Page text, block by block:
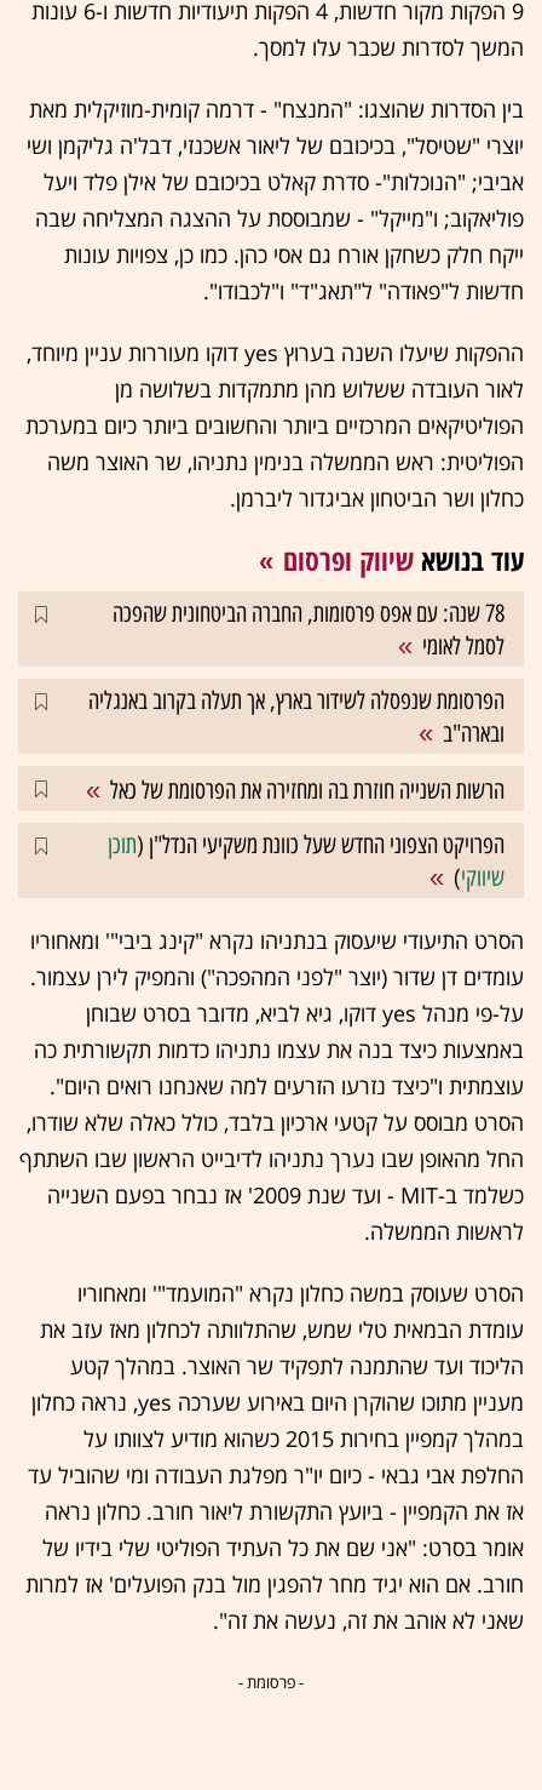
9 הפקות מקור חדשות, 4 הפקות תיעודיות חדשות ו-6 עונות
המשך לסדרות שכבר עלו למסך.
בין הסדרות שהוצגו: "המנצח" - דרמה קומית-מוזיקלית מאת
יוצרי "שטיסל", בכיכובם של ליאור אשכנזי, דבל'ה גליקמן ושי
אביבי; "הנוכלות"- סדרת קאלט בכיכובם של אילן פלד ויעל
פוליאקוב; ו"מייקל" - שמבוססת על ההצגה המצליחה שבה
ייקח חלק כשחקן אורח גם אסי כהן. כמו כן, צפויות עונות
חדשות ל"פאודה" ל"תאג"ד" ו"לכבודו".
ההפקות שיעלו השנה בערוץ yes דוקו מעוררות עניין מיוחד,
לאור העובדה ששלוש מהן מתמקדות בשלושה מן
הפוליטיקאים המרכזיים ביותר והחשובים ביותר כיום במערכת
הפוליטית: ראש הממשלה בנימין נתניהו, שר האוצר משה
כחלון ושר הביטחון אביגדור ליברמן.
עוד בנושא שיווק ופרסום
78 שנה: עם אפס פרסומות, החברה הביטחונית שהפכה
לסמל לאומי
הפרסומת שנפסלה לשידור בארץ, אך תעלה בקרוב באנגליה
ובארה"ב
הרשות השנייה חוזרת בה ומחזירה את הפרסומת של כאל
הפרויקט הצפוני החדש שעל כוונת משקיעי הנדל"ן (תוכן
שיווקי)
הסרט התיעודי שיעסוק בנתניהו נקרא "קינג ביבי"' ומאחוריו
עומדים דן שדור (יוצר "לפני המהפכה") והמפיק לירן עצמור.
על-פי מנהל yes דוקו, גיא לביא, מדובר בסרט שבוחן
באמצעות כיצד בנה את עצמו נתניהו כדמות תקשורתית כה
עוצמתית ו"כיצד נזרעו הזרעים למה שאנחנו רואים היום".
הסרט מבוסס על קטעי ארכיון בלבד, כולל כאלה שלא שודרו,
החל מהאופן שבו נערך נתניהו לדיבייט הראשון שבו השתתף
כשלמד ב-MIT - ועד שנת 2009' אז נבחר בפעם השנייה
לראשות הממשלה.
הסרט שעוסק במשה כחלון נקרא "המועמד"' ומאחוריו
עומדת הבמאית טלי שמש, שהתלוותה לכחלון מאז עזב את
הליכוד ועד שהתמנה לתפקיד שר האוצר. במהלך קטע
מעניין מתוכו שהוקרן היום באירוע שערכה yes, נראה כחלון
במהלך קמפיין בחירות 2015 כשהוא מודיע לצוותו על
החלפת אבי גבאי - כיום יו"ר מפלגת העבודה ומי שהוביל עד
אז את הקמפיין - ביועץ התקשורת ליאור חורב. כחלון נראה
אומר בסרט: "אני שם את כל העתיד הפוליטי שלי בידיו של
חורב. אם הוא יגיד מחר להפגין מול בנק הפועלים' אז למרות
שאני לא אוהב את זה, נעשה את זה".
- פרסומת -